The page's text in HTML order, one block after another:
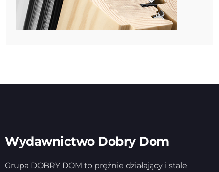
Wydawnictwo Dobry Dom
Grupa DOBRY DOM to prężnie działający i stale